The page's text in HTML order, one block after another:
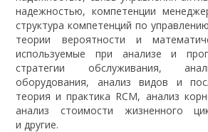
надежностью, компетенции
структура компетенций по
теории вероятности и
используемые при анализе и
стратегии обслуживания,
оборудования, анализ видов и
теория и практика RCM, анализ
анализ стоимости жизненного
и другие.